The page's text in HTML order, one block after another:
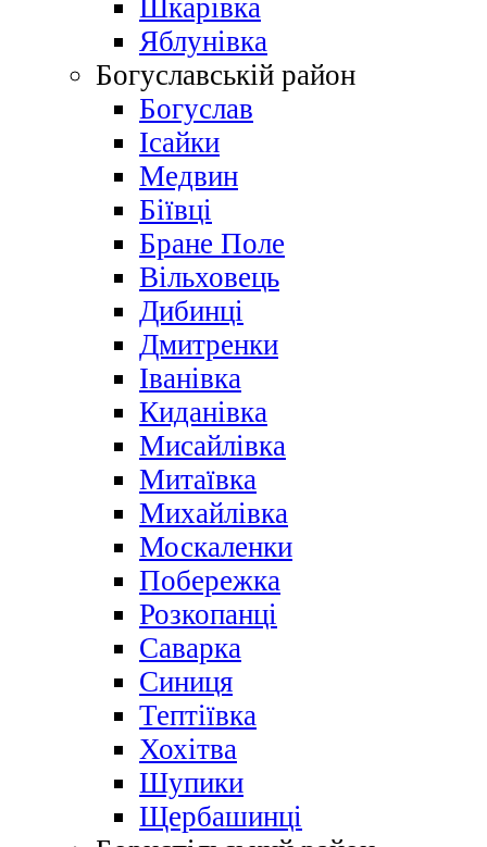
Шкарівка
Яблунівка
Богуславській район
Богуслав
Ісайки
Медвин
Біївці
Бране Поле
Вільховець
Дибинці
Дмитренки
Іванівка
Киданівка
Мисайлівка
Митаївка
Михайлівка
Москаленки
Побережка
Розкопанці
Саварка
Синиця
Тептіївка
Хохітва
Шупики
Щербашинці